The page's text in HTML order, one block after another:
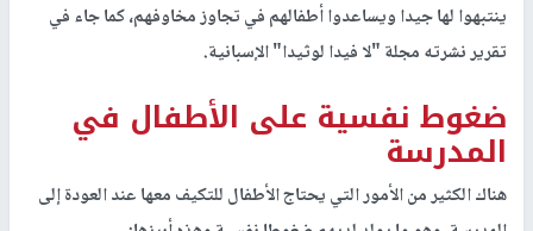
ينتبهوا لها جيدا ويساعدوا أطفالهم في تجاوز مخاوفهم، كما جاء في
تقرير نشرته مجلة "لا فيدا لوثيدا" الإسبانية.
ضغوط نفسية على الأطفال في
المدرسة
هناك الكثير من الأمور التي يحتاج الأطفال للتكيف معها عند العودة إلى